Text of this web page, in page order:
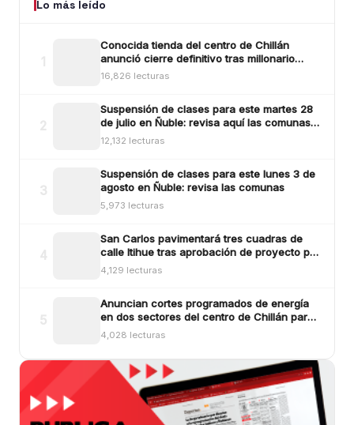
Lo más leído
Conocida tienda del centro de Chillán
anunció cierre definitivo tras millonario
robo ocurrido la madrugada del reciente
lunes
16,826 lecturas
Suspensión de clases para este martes 28
de julio en Ñuble: revisa aquí las comunas y
sectores
12,132 lecturas
Suspensión de clases para este lunes 3 de
agosto en Ñuble: revisa las comunas
5,973 lecturas
San Carlos pavimentará tres cuadras de
calle Itihue tras aprobación de proyecto por
más de $554 millones
4,129 lecturas
Anuncian cortes programados de energía
en dos sectores del centro de Chillán para
este viernes
4,028 lecturas